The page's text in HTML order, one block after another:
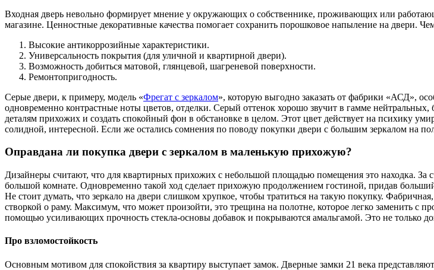
Входная дверь невольно формирует мнение у окружающих о собственнике, проживающих или
магазине. Ценностные декоративные качества помогает сохранить порошковое напыление на двери.
Высокие антикоррозийные характеристики.
Универсальность покрытия (для уличной и квартирной двери).
Возможность добиться матовой, глянцевой, шагреневой поверхности.
Ремонтопригодность.
Серые двери, к примеру, модель «Фрегат с зеркалом», которую выгодно заказать от фабрики «АСД»,
одновременно контрастные ноты цветов, отделки. Серый оттенок хорошо звучит в гамме
деталям прихожих и создать спокойный фон в обстановке в целом. Этот цвет действует на психику
солидной, интересной. Если же остались сомнения по поводу покупки двери с большим зеркалом на
Оправдана ли покупка двери с зеркалом в маленькую прихожую?
Дизайнеры считают, что для квартирных прихожих с небольшой площадью помещения это находка. За
большой комнате. Одновременно такой ход сделает прихожую продолжением гостиной, придав
Не стоит думать, что зеркало на двери слишком хрупкое, чтобы тратиться на такую покупку.
створкой о раму. Максимум, что может произойти, это трещина на полотне, которое легко заменить с
помощью усиливающих прочность стекла-основы добавок и покрываются амальгамой. Это не только
Про взломостойкость
Основным мотивом для спокойствия за квартиру выступает замок. Дверные замки 21 века